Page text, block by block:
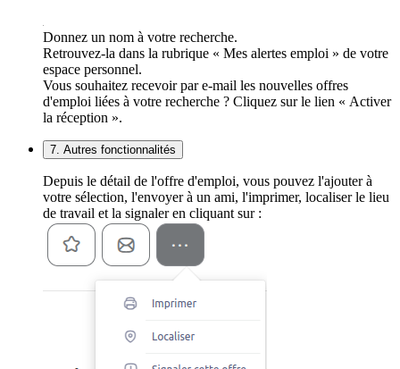
Donnez un nom à votre recherche.
Retrouvez-la dans la rubrique « Mes alertes emploi » de votre
espace personnel.
Vous souhaitez recevoir par e-mail les nouvelles offres
d'emploi liées à votre recherche ? Cliquez sur le lien « Activer
la réception ».
7. Autres fonctionnalités
Depuis le détail de l'offre d'emploi, vous pouvez l'ajouter à
votre sélection, l'envoyer à un ami, l'imprimer, localiser le lieu
de travail et la signaler en cliquant sur :